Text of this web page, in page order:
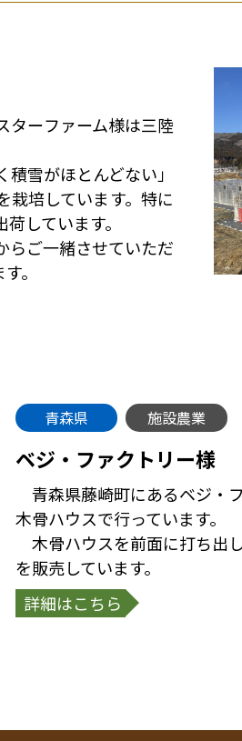
ターファーム様は三陸
雪がほとんどない」
栽培しています。特に
しています。
ご一緒させていただ
。
青森県 施設農業
ベジ・ファクトリー様
青森県藤崎町にあるベジ・
木骨ハウスで行っています。
木骨ハウスを前面に打ち出
を販売しています。
詳細はこちら